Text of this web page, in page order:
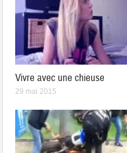
Vivre avec une chieuse
29 mai 2015